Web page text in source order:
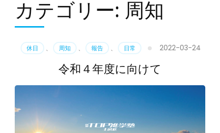
カテゴリー: 周知
休日 、 周知 、 報告 、 日常 2022-03-24
令和４年度に向けて